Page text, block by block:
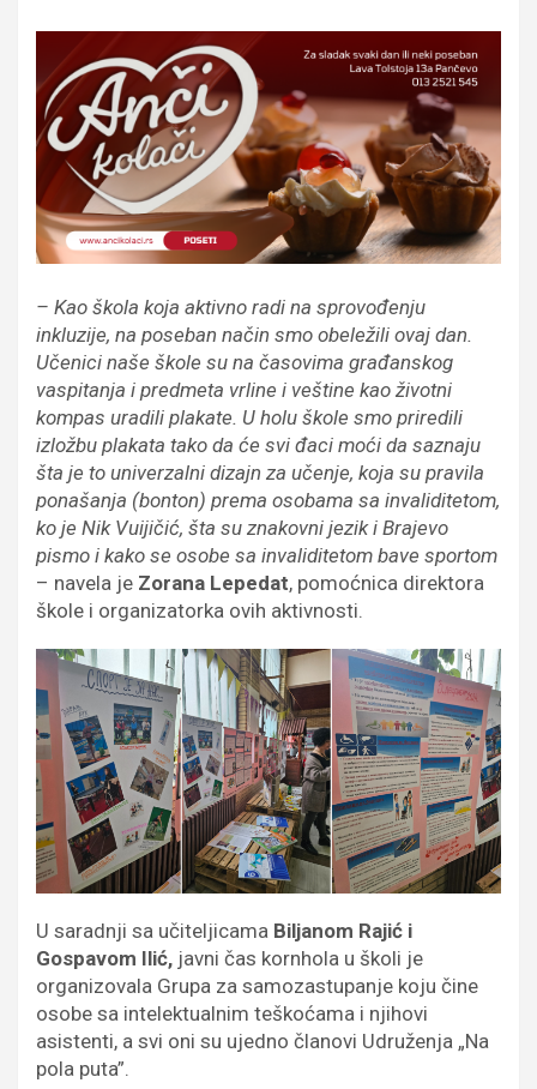
– Kao škola koja aktivno radi na sprovođenju
inkluzije, na poseban način smo obeležili ovaj dan.
Učenici naše škole su na časovima građanskog
vaspitanja i predmeta vrline i veštine kao životni
kompas uradili plakate. U holu škole smo priredili
izložbu plakata tako da će svi đaci moći da saznaju
šta je to univerzalni dizajn za učenje, koja su pravila
ponašanja (bonton) prema osobama sa invaliditetom,
ko je Nik Vuijičić, šta su znakovni jezik i Brajevo
pismo i kako se osobe sa invaliditetom bave sportom
– navela je Zorana Lepedat, pomoćnica direktora
škole i organizatorka ovih aktivnosti.
U saradnji sa učiteljicama Biljanom Rajić i
Gospavom Ilić, javni čas kornhola u školi je
organizovala Grupa za samozastupanje koju čine
osobe sa intelektualnim teškoćama i njihovi
asistenti, a svi oni su ujedno članovi Udruženja „Na
pola puta”.